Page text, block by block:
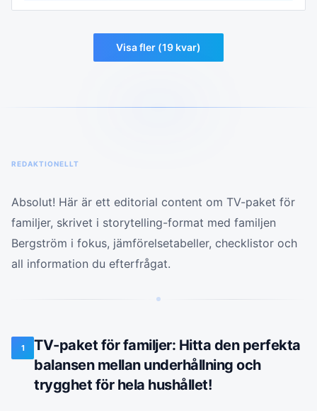
Visa fler (19 kvar)
REDAKTIONELLT
Absolut! Här är ett editorial content om TV-paket för
familjer, skrivet i storytelling-format med familjen
Bergström i fokus, jämförelsetabeller, checklistor och
all information du efterfrågat.
1
TV-paket för familjer: Hitta den perfekta
balansen mellan underhållning och
trygghet för hela hushållet!